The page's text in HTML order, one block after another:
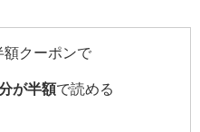
額クーポンで
が半額で読める